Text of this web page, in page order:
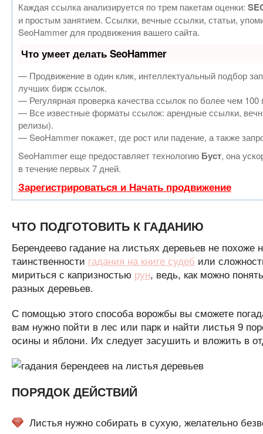
Каждая ссылка анализируется по трем пакетам оценки:
и простым занятием. Ссылки, вечные ссылки, статьи,
SeoHammer для продвижения вашего сайта.
Что умеет делать SeoHammer
— Продвижение в один клик, интеллектуальный подбор
лучших бирж ссылок.
— Регулярная проверка качества ссылок по более чем
— Все известные форматы ссылок: арендные ссылки,
релизы).
— SeoHammer покажет, где рост или падение, а также
SeoHammer еще предоставляет технологию Буст, она
в течение первых 7 дней.
Зарегистрироваться и Начать продвижение
ЧТО ПОДГОТОВИТЬ К ГАДАНИЮ
Берендеево гадание на листьях деревьев не
таинственности гадания на книге судеб или
мириться с капризностью рун, ведь, как можно
разных деревьев.
С помощью этого способа ворожбы вы сможете
вам нужно пойти в лес или парк и найти листья 9
осины и яблони. Их следует засушить и вложить в
ПОРЯДОК ДЕЙСТВИЙ
Листья нужно собирать в сухую, желательно